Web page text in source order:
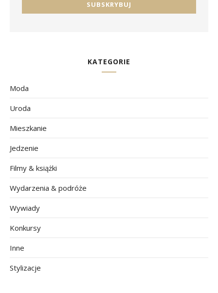
KATEGORIE
Moda
Uroda
Mieszkanie
Jedzenie
Filmy & książki
Wydarzenia & podróże
Wywiady
Konkursy
Inne
Stylizacje